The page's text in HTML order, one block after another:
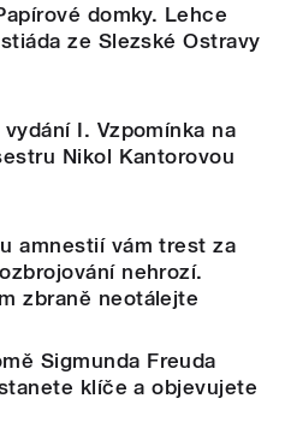
domky. Lehce
ze Slezské Ostravy
I. Vzpomínka na
Nikol Kantorovou
amnestií vám trest za
nehrozí.
zbraně neotálejte
Sigmunda Freuda
klíče a objevujete